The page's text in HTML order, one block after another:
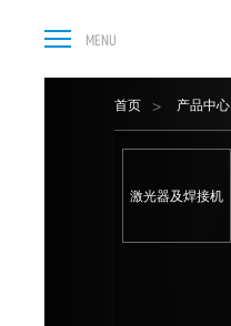
首页 产品中心
激光器及焊接机